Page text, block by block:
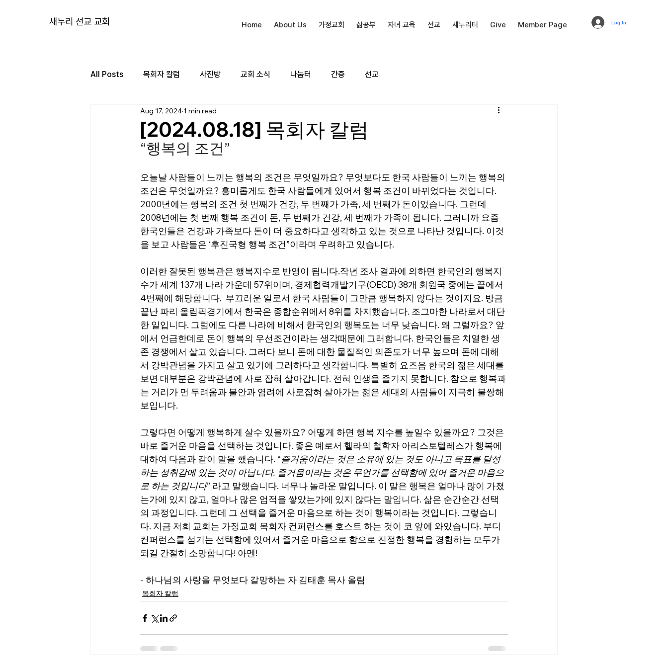
새누리 선교 교회 Home About Us 가정교회 삶공부 자녀 교육 선교 새누리터 Give Member Page Log In
All Posts 목회자 칼럼 사진방 교회 소식 나눔터 간증 선교
[2024.08.18] 목회자 칼럼
Aug 17, 2024 1 min read
“행복의 조건”
오늘날 사람들이 느끼는 행복의 조건은 무엇일까요? 무엇보다도 한국 사람들이 느끼는 행복의
조건은 무엇일까요? 흥미롭게도 한국 사람들에게 있어서 행복 조건이 바뀌었다는 것입니다.
2000년에는 행복의 조건 첫 번째가 건강, 두 번째가 가족, 세 번째가 돈이었습니다. 그런데
2008년에는 첫 번째 행복 조건이 돈, 두 번째가 건강, 세 번째가 가족이 됩니다. 그러니까 요즘
한국인들은 건강과 가족보다 돈이 더 중요하다고 생각하고 있는 것으로 나타난 것입니다. 이것
을 보고 사람들은 ‘후진국형 행복 조건”이라며 우려하고 있습니다.
이러한 잘못된 행복관은 행복지수로 반영이 됩니다.작년 조사 결과에 의하면 한국인의 행복지
수가 세계 137개 나라 가운데 57위이며, 경제협력개발기구(OECD) 38개 회원국 중에는 끝에서
4번째에 해당합니다.  부끄러운 일로서 한국 사람들이 그만큼 행복하지 않다는 것이지요. 방금
끝난 파리 올림픽경기에서 한국은 종합순위에서 8위를 차지했습니다. 조그마한 나라로서 대단
한 일입니다. 그럼에도 다른 나라에 비해서 한국인의 행복도는 너무 낮습니다. 왜 그럴까요? 앞
에서 언급한데로 돈이 행복의 우선조건이라는 생각때문에 그러합니다. 한국인들은 치열한 생
존 경쟁에서 살고 있습니다. 그러다 보니 돈에 대한 물질적인 의존도가 너무 높으며 돈에 대해
서 강박관념을 가지고 살고 있기에 그러하다고 생각합니다. 특별히 요즈음 한국의 젊은 세대를
보면 대부분은 강박관념에 사로 잡혀 살아갑니다. 전혀 인생을 즐기지 못합니다. 참으로 행복과
는 거리가 먼 두려움과 불안과 염려에 사로잡혀 살아가는 젊은 세대의 사람들이 지극히 불쌍해
보입니다.
그렇다면 어떻게 행복하게 살수 있을까요? 어떻게 하면 행복 지수를 높일수 있을까요? 그것은
바로 즐거운 마음을 선택하는 것입니다. 좋은 예로서 헬라의 철학자 아리스토텔레스가 행복에
대하여 다음과 같이 말을 했습니다. “즐거움이라는 것은 소유에 있는 것도 아니고 목표를 달성
하는 성취감에 있는 것이 아닙니다. 즐거움이라는 것은 무언가를 선택함에 있어 즐거운 마음으
로 하는 것입니다” 라고 말했습니다. 너무나 놀라운 말입니다. 이 말은 행복은 얼마나 많이 가졌
는가에 있지 않고, 얼마나 많은 업적을 쌓았는가에 있지 않다는 말입니다. 삶은 순간순간 선택
의 과정입니다. 그런데 그 선택을 즐거운 마음으로 하는 것이 행복이라는 것입니다. 그렇습니
다. 지금 저희 교회는 가정교회 목회자 컨퍼런스를 호스트 하는 것이 코 앞에 와있습니다. 부디
컨퍼런스를 섬기는 선택함에 있어서 즐거운 마음으로 함으로 진정한 행복을 경험하는 모두가
되길 간절히 소망합니다! 아멘!
- 하나님의 사랑을 무엇보다 갈망하는 자 김태훈 목사 올림
목회자 칼럼